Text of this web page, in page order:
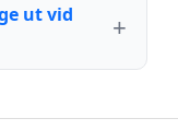
ut vid